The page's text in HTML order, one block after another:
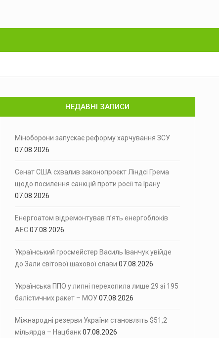
НЕДАВНІ ЗАПИСИ
Міноборони запускає реформу харчування ЗСУ
07.08.2026
Сенат США схвалив законопроєкт Ліндсі Грема
щодо посилення санкцій проти росії та Ірану
07.08.2026
Енергоатом відремонтував п’ять енергоблоків
АЕС07.08.2026
Український гросмейстер Василь Іванчук увійде
до Зали світової шахової слави 07.08.2026
Українська ППО у липні перехопила лише 29 зі 195
балістичних ракет – МОУ07.08.2026
Міжнародні резерви України становлять $51,2
мільярда – Нацбанк07.08.2026